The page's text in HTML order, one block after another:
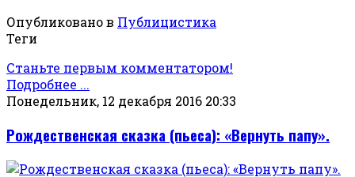
Опубликовано в Публицистика
Теги
Станьте первым комментатором!
Подробнее ...
Понедельник, 12 декабря 2016 20:33
Рождественская сказка (пьеса): «Вернуть папу».